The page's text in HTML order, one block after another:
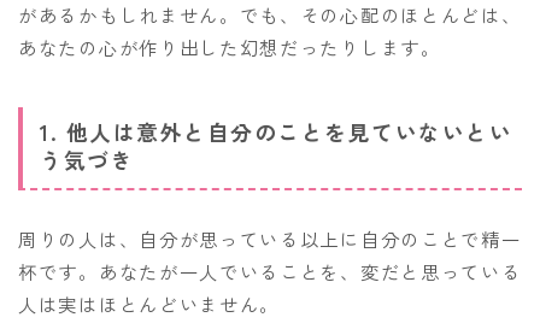
があるかもしれません。でも、その心配のほとんどは、
あなたの心が作り出した幻想だったりします。
1. 他人は意外と自分のことを見ていないとい
う気づき
周りの人は、自分が思っている以上に自分のことで精一
杯です。あなたが一人でいることを、変だと思っている
人は実はほとんどいません。